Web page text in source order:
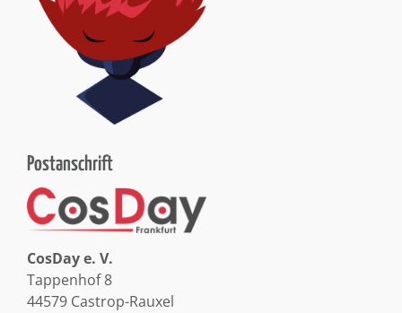
Postanschrift
CosDay e. V.
Tappenhof 8
44579 Castrop-Rauxel